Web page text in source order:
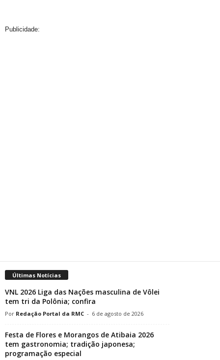
Publicidade:
Últimas Notícias
VNL 2026 Liga das Nações masculina de Vôlei
tem tri da Polônia; confira
Redação Portal da RMC - 6 de agosto de 2026
Festa de Flores e Morangos de Atibaia 2026
tem gastronomia; tradição japonesa;
programação especial